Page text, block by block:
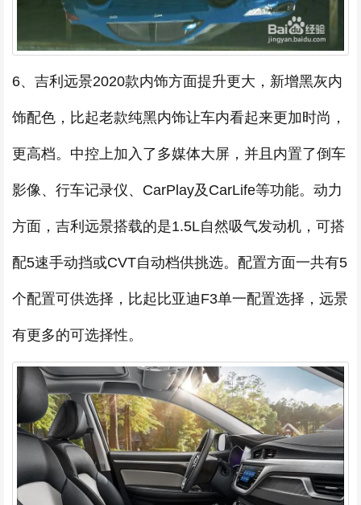
6、吉利远景2020款内饰方面提升更大，新增黑灰内
饰配色，比起老款纯黑内饰让车内看起来更加时尚，
更高档。中控上加入了多媒体大屏，并且内置了倒车
影像、行车记录仪、CarPlay及CarLife等功能。动力
方面，吉利远景搭载的是1.5L自然吸气发动机，可搭
配5速手动挡或CVT自动档供挑选。配置方面一共有5
个配置可供选择，比起比亚迪F3单一配置选择，远景
有更多的可选择性。